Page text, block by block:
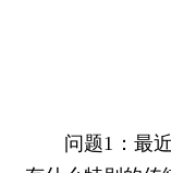
问题1：最